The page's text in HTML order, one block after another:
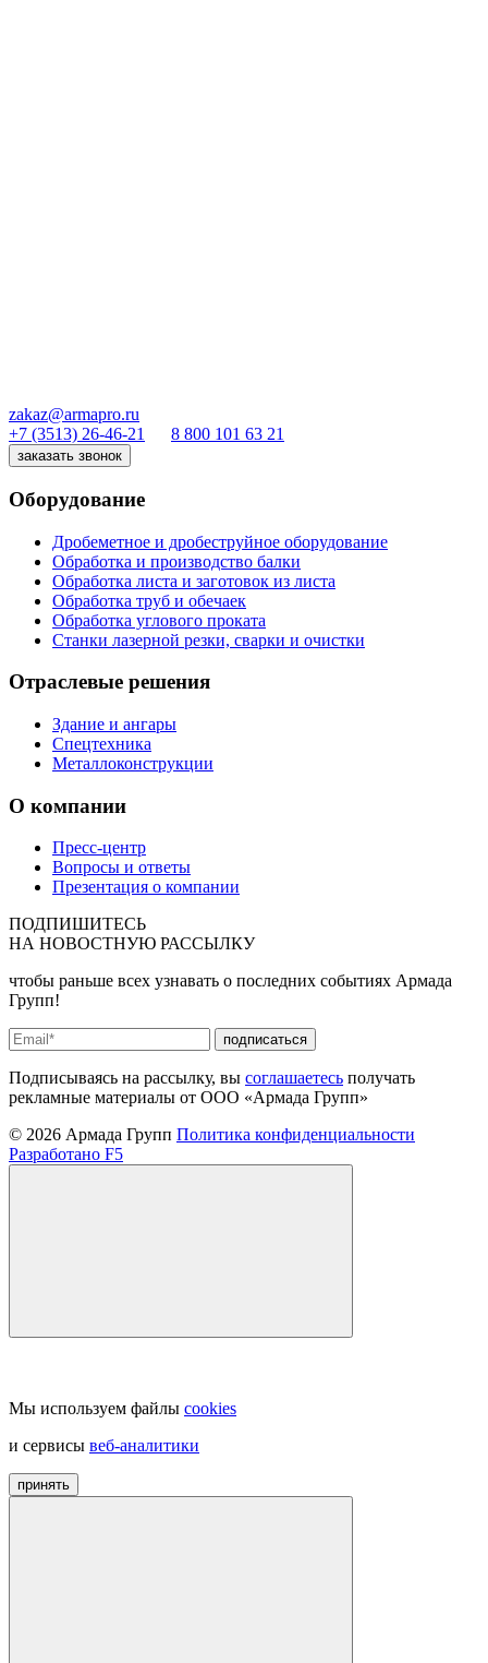
zakaz@armapro.ru
+7 (3513) 26-46-21
8 800 101 63 21
заказать звонок
Оборудование
Дробеметное и дробеструйное оборудование
Обработка и производство балки
Обработка листа и заготовок из листа
Обработка труб и обечаек
Обработка углового проката
Станки лазерной резки, сварки и очистки
Отраслевые решения
Здание и ангары
Спецтехника
Металлоконструкции
О компании
Пресс-центр
Вопросы и ответы
Презентация о компании
ПОДПИШИТЕСЬ
НА НОВОСТНУЮ РАССЫЛКУ
чтобы раньше всех узнавать о последних событиях Армада
Групп!
подписаться
Подписываясь на рассылку, вы соглашаетесь получать
рекламные материалы от ООО «Армада Групп»
© 2026 Армада Групп Политика конфиденциальности
Разработано F5
Мы используем файлы cookies
и сервисы веб-аналитики
принять